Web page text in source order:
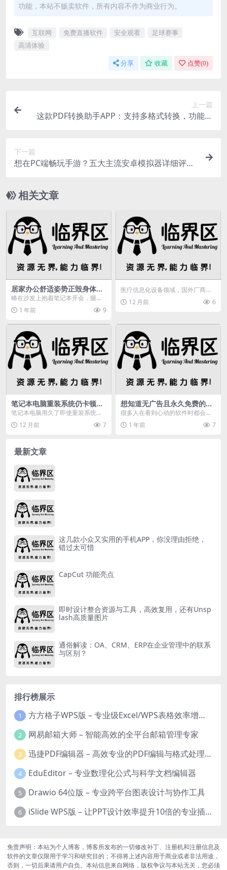
功能，本站不贩卖软件，所有内容不作为商业行为。
互联网 免费直播软件 安全观看
足球赛事
高清体验
分享 收藏 点赞(0)
上一篇
这款PDF转换助手APP：支持多格式转换，功能超
下一篇
想在PC端畅玩手游？五大主流安卓模拟器详细评测
相关文章
居家办公舒适姿势正毁身体？
缺乏运动等重塑身体
蜷在沙发上抱着笔记本开会，腿上
散落着饼干屑；或是瘫在床上回复
邮件，脖子弯成诡异角...
1 年前 9
医疗信息化设备领域，国外厂商在
硬件方面仍占据领先地位，但国内
厂商在软件领域正强势...
12 月前 6
笔记本电脑重装系统仍卡顿？
硬件老化等原因需重视
笔记本电脑用久了即使重装系统也
可能会感到卡顿的原因主要包括：
硬件老化、软件膨胀、...
12 月前 7
想知道无广告且永久免费的软
件app有哪些？快来看这里
很多人在看到心动的软件时都会想
下载，但一看到收费又有广告的时
候就不想用了，大多数...
1 年前 7
最新文章
这几款小众又实用的手机APP，你没理由拒绝，
错过太可惜
CapCut 功能亮点
即时设计整合资源与工具，高效复用，还有Unsp
lash高质量图片
通俗解读：OA、CRM、ERP在企业管理中的联系
与区别？
排行榜展示
1 方方格子WPS版 – 专业级Excel/WPS表格效率增强插件
2 网易邮箱大师 – 智能高效的全平台邮箱管理专家
3 迅捷PDF编辑器 – 高效专业的PDF编辑与格式处理工具
4 EduEditor – 专业数理化公式与科学文档编辑器
5 Drawio 64位版 – 专业跨平台图表设计与协作工具
6 iSlide WPS版 – 让PPT设计效率提升10倍的专业插件
免责声明：本站为个人博客，博客所发布的一切修改补丁、注册机和注册信息及
软件的文章仅限用于学习和研究目的；不得将上述内容用于商业或者非法用途，
否则，一切后果请用户自负。本站信息来自网络，版权争议与本站无关，您必须